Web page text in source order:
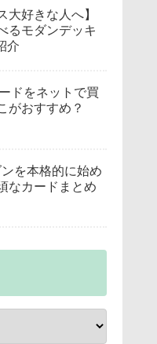
大好きな人へ】
るモダンデッキ
介
ドをネットで買
がおすすめ？
を本格的に始め
なカードまとめ